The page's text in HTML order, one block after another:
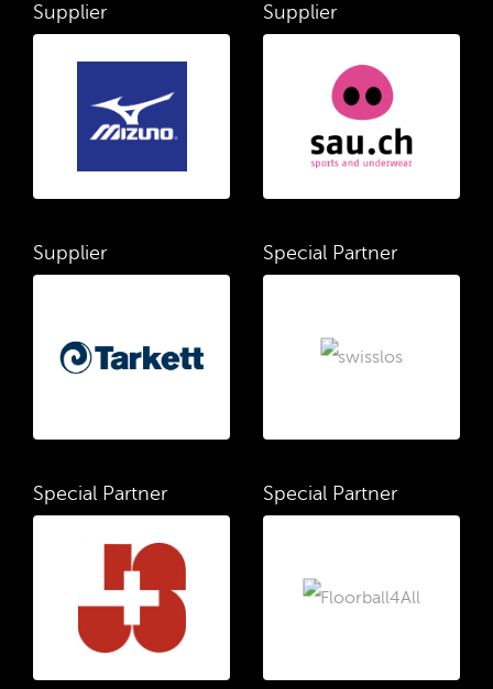
Supplier Supplier
Supplier Special Partner
Special Partner Special Partner